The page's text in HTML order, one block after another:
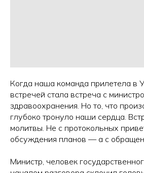
Когда наша команда прилетела в
встречей стала встреча с
здравоохранения. Но то, что
глубоко тронуло наши сердца.
молитвы. Не с протокольных
обсуждения планов — а с
Министр, человек